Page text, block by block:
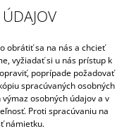
obrátiť sa na nás a chcieť
vyžiadať si u nás prístup k
poprípade požadovať
spracúvaných osobných
osobných údajov a v
Proti spracúvaniu na
námietku.